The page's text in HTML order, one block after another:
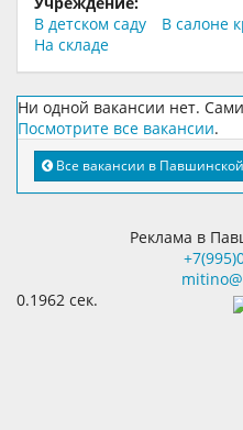
В детском саду
В салоне
На складе
Ни одной вакансии нет.
Посмотрите все вакансии.
Все вакансии в
Реклама в
0.1962 сек.